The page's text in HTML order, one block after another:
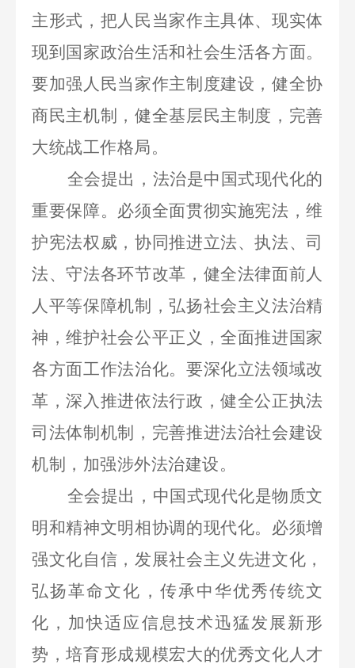
主形式，把人民当家作主具体、现实体
现到国家政治生活和社会生活各方面。
要加强人民当家作主制度建设，健全协
商民主机制，健全基层民主制度，完善
大统战工作格局。
全会提出，法治是中国式现代化的
重要保障。必须全面贯彻实施宪法，维
护宪法权威，协同推进立法、执法、司
法、守法各环节改革，健全法律面前人
人平等保障机制，弘扬社会主义法治精
神，维护社会公平正义，全面推进国家
各方面工作法治化。要深化立法领域改
革，深入推进依法行政，健全公正执法
司法体制机制，完善推进法治社会建设
机制，加强涉外法治建设。
全会提出，中国式现代化是物质文
明和精神文明相协调的现代化。必须增
强文化自信，发展社会主义先进文化，
弘扬革命文化，传承中华优秀传统文
化，加快适应信息技术迅猛发展新形
势，培育形成规模宏大的优秀文化人才